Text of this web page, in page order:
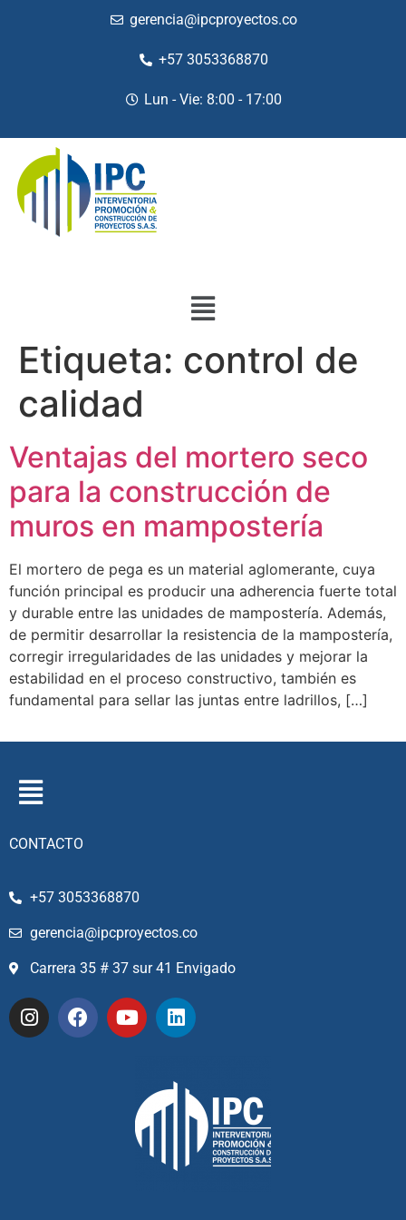
gerencia@ipcproyectos.co
+57 3053368870
Lun - Vie: 8:00 - 17:00
Etiqueta: control de
calidad
Ventajas del mortero seco
para la construcción de
muros en mampostería
El mortero de pega es un material aglomerante, cuya
función principal es producir una adherencia fuerte total
y durable entre las unidades de mampostería. Además,
de permitir desarrollar la resistencia de la mampostería,
corregir irregularidades de las unidades y mejorar la
estabilidad en el proceso constructivo, también es
fundamental para sellar las juntas entre ladrillos, […]
CONTACTO
+57 3053368870
gerencia@ipcproyectos.co
Carrera 35 # 37 sur 41 Envigado